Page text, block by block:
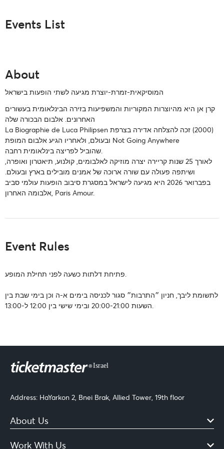
Events List
About
המוסיקאית-זמרת-יוצרת מגיעה לשתי הופעות בישראל
קרן אן היא מהיוצרות המקוריות והמשפיעות בזירה הבינלאומית בעשורים
האחרונים. אלבום הבכורה שלה
La Biographie de Luca Philipsen
Not Going Anywhere
שהוביל לפריצה בינלאומית רחבה.
לאורך 25 שנות קריירה יצרה מוזיקה לאלבומים, קולנוע, תיאטרון ואופרה,
ושיתפה פעולה עם שורה ארוכה של אמנים מובילים בארץ ובעולם.
בפברואר 2026 היא מגיעה לישראל במסגרת סיבוב הופעות עולמי סביב
אלבומה האחרון, Paris Amour.
Event Rules
פתיחת דלתות כשעה לפני תחילת המופע.
לתשומת ליבך, חניון ״התרבות״ סגור לכניסה בימים א-ה וכן בימי שבת בין
השעות 20:00-21:00 ובימי שישי בין 12:00 ל-13:00.
Address: HaYarkon 2, Bnei Brak, Allied Tower, 19th floor
About Us
Work With Us